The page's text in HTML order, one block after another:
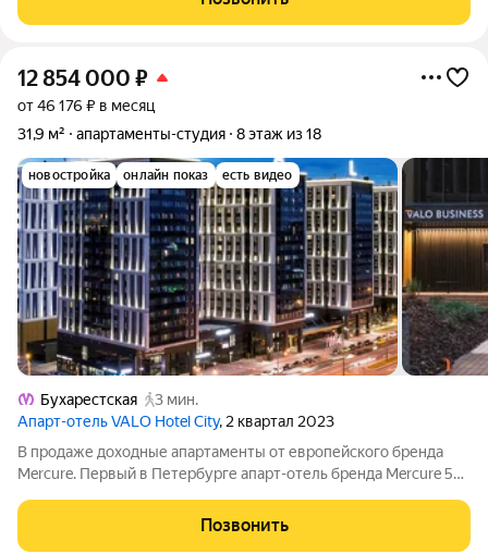
корпусе Valo Soul апарт-отеля
12 854 000 ₽
от 46 176 ₽ в месяц
31,9 м²
апартаменты-студия 8 этаж из 18
новостройка онлайн показ есть видео
Бухарестская
3 мин.
Апарт-отель VALO Hotel City, 2 квартал 2023
В продаже доходные апартаменты от европейского бренда
Mercure. Первый в Петербурге апарт-отель бренда Mercure 5
Бухарестская. Уникальная локация позволяет комфортно
добраться до аэропорта и вокзалов и
Позвонить